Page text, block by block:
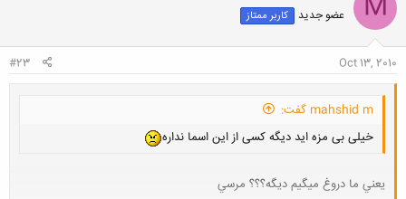
عضو جدید کاربر ممتاز
Oct 13, 2010
#23
mahshid m گفت:
خیلی بی مزه اید دیگه کسی از این اسما نداره
يعني ما دروغ ميگيم ديگه؟؟؟ مرسي